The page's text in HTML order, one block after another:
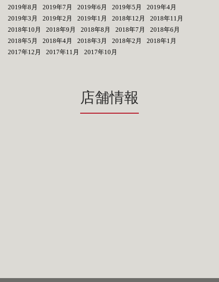
2019年8月
2019年7月 2019年6月 2019年5月
2019年4月
2019年3月
2019年2月 2019年1月 2018年12月
2018年11月
2018年10月
2018年9月 2018年8月 2018年7月
2018年6月
2018年5月
2018年4月 2018年3月 2018年2月
2018年1月
2017年12月
2017年11月 2017年10月
店舗情報